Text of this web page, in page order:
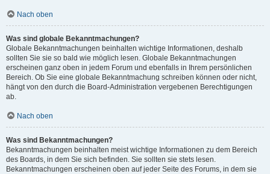
Nach oben
Was sind globale Bekanntmachungen?
Globale Bekanntmachungen beinhalten wichtige Informationen, deshalb
sollten Sie sie so bald wie möglich lesen. Globale Bekanntmachungen
erscheinen ganz oben in jedem Forum und ebenfalls in Ihrem persönlichen
Bereich. Ob Sie eine globale Bekanntmachung schreiben können oder nicht,
hängt von den durch die Board-Administration vergebenen Berechtigungen
ab.
Nach oben
Was sind Bekanntmachungen?
Bekanntmachungen beinhalten meist wichtige Informationen zu dem Bereich
des Boards, in dem Sie sich befinden. Sie sollten sie stets lesen.
Bekanntmachungen erscheinen oben auf jeder Seite des Forums, in dem sie